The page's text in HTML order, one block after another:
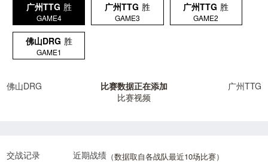
广州TTG 胜
GAME4
广州TTG 胜
GAME3
广州TTG 胜
GAME2
佛山DRG 胜
GAME1
佛山DRG
比赛数据正在添加
比赛视频
广州TTG
近期战绩（数据取自各战队最近10场比赛）
交战记录